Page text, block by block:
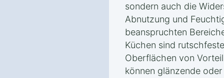
sondern auch die
Abnutzung und
beanspruchten
Küchen sind
Oberflächen von
können glänzende